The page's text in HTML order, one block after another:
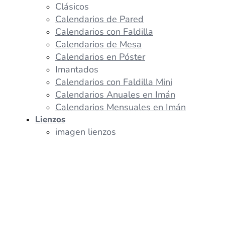
Clásicos
Calendarios de Pared
Calendarios con Faldilla
Calendarios de Mesa
Calendarios en Póster
Imantados
Calendarios con Faldilla Mini
Calendarios Anuales en Imán
Calendarios Mensuales en Imán
Lienzos
imagen lienzos